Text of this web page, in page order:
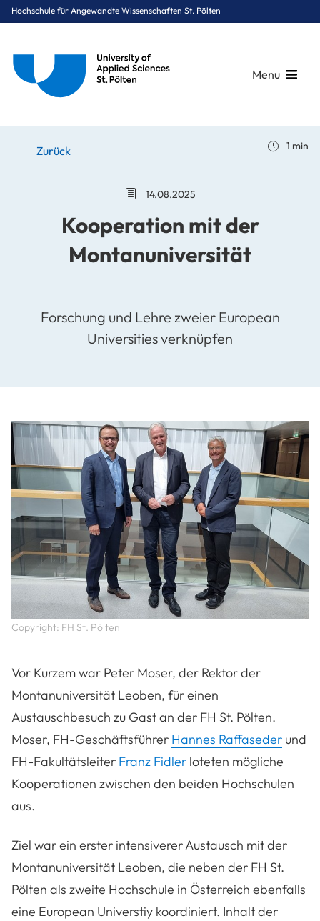
Hochschule für Angewandte Wissenschaften St. Pölten
Menu
mit der Montanuniversität
Zurück 1 min
Kooperation mit der
Montanuniversität
14.08.2025
Forschung und Lehre zweier European
Universities verknüpfen
Copyright: FH St. Pölten
Vor Kurzem war Peter Moser, der Rektor der
Montanuniversität Leoben, für einen
Austauschbesuch zu Gast an der FH St. Pölten.
Moser, FH-Geschäftsführer Hannes Raffaseder und
FH-Fakultätsleiter Franz Fidler loteten mögliche
Kooperationen zwischen den beiden Hochschulen
aus.
Ziel war ein erster intensiverer Austausch mit der
Montanuniversität Leoben, die neben der FH St.
Pölten als zweite Hochschule in Österreich ebenfalls
eine European Universtiy koordiniert. Inhalt der